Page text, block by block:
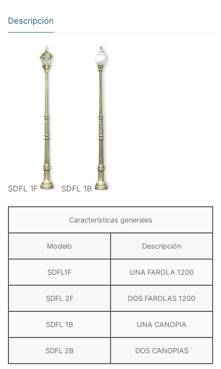
Descripción
SDFL 1F SDFL 1B
Características generales
Modelo Descripción
SDFL1F UNA FAROLA 1200
SDFL 2F DOS FAROLAS 1200
SDFL 1B UNA CANOPIA
SDFL 2B DOS CANOPIAS